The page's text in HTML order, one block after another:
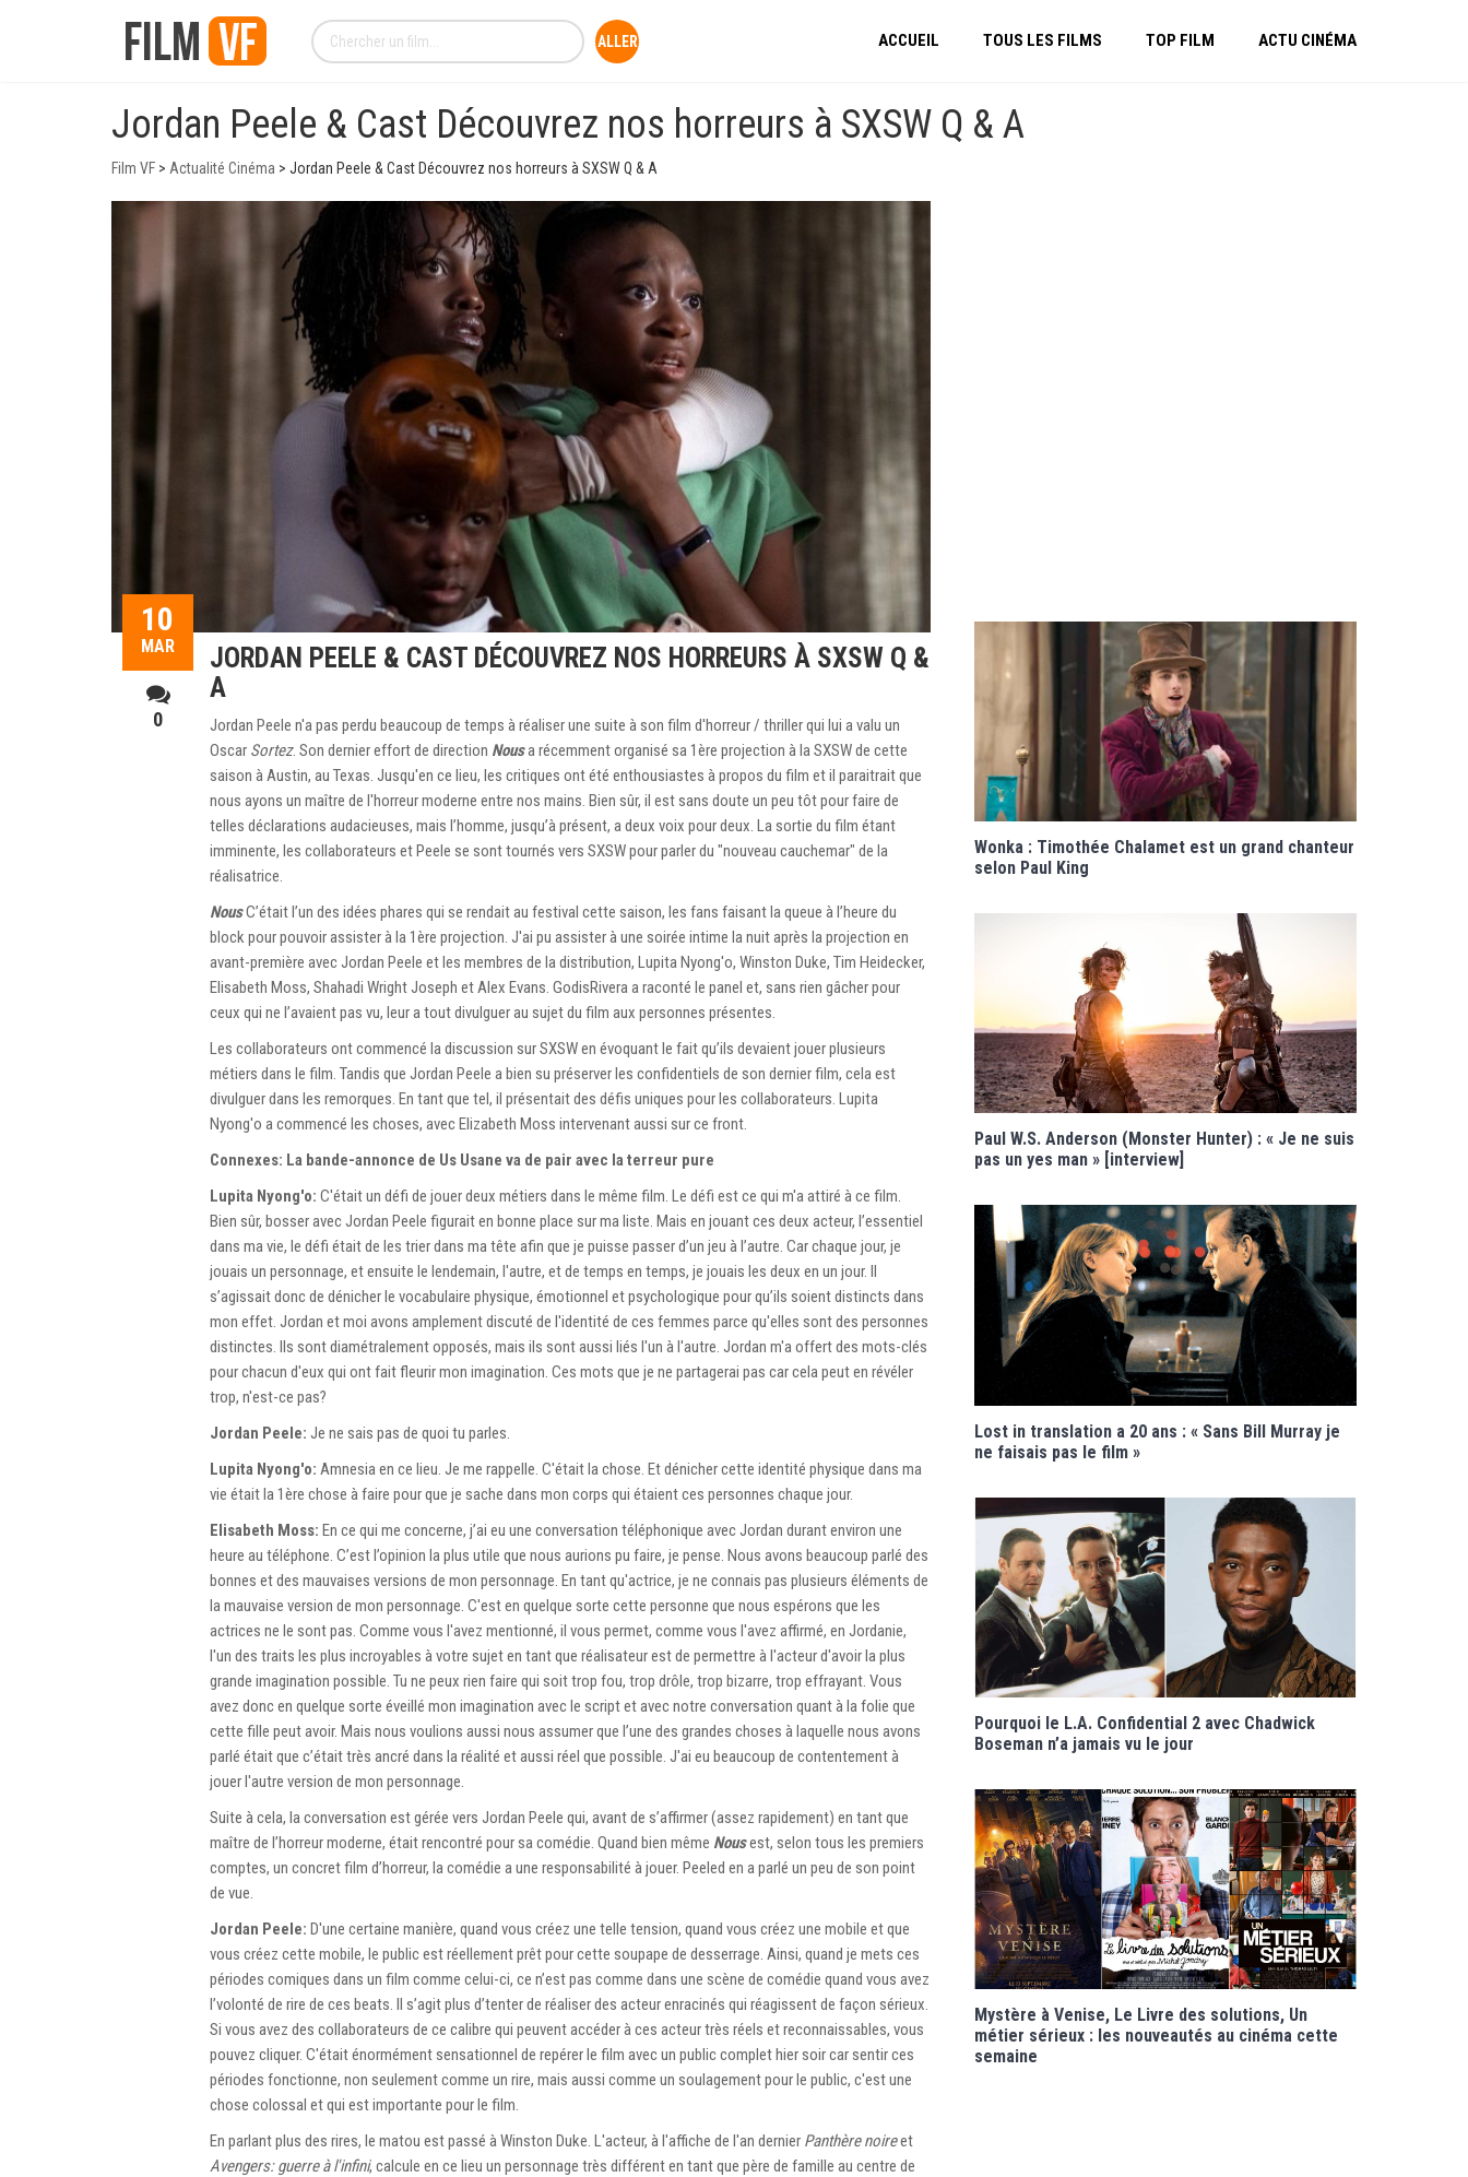
ACCUEIL TOUS LES FILMS TOP FILM ACTU CINÉMA
Jordan Peele & Cast Découvrez nos horreurs à SXSW Q & A
Film VF > Actualité Cinéma > Jordan Peele & Cast Découvrez nos horreurs à SXSW Q & A
10
MAR
0
JORDAN PEELE & CAST DÉCOUVREZ NOS HORREURS À SXSW Q &
A
Jordan Peele n'a pas perdu beaucoup de temps à réaliser une suite à son film d'horreur / thriller qui lui a valu un
Oscar Sortez. Son dernier effort de direction Nousa récemment organisé sa 1ère projection à la SXSW de cette
saison à Austin, au Texas. Jusqu'en ce lieu, les critiques ont été enthousiastes à propos du film et il paraitrait que
nous ayons un maître de l'horreur moderne entre nos mains. Bien sûr, il est sans doute un peu tôt pour faire de
telles déclarations audacieuses, mais l’homme, jusqu’à présent, a deux voix pour deux. La sortie du film étant
imminente, les collaborateurs et Peele se sont tournés vers SXSW pour parler du "nouveau cauchemar" de la
réalisatrice.
NousC’était l’un des idées phares qui se rendait au festival cette saison, les fans faisant la queue à l’heure du
block pour pouvoir assister à la 1ère projection. J'ai pu assister à une soirée intime la nuit après la projection en
avant-première avec Jordan Peele et les membres de la distribution, Lupita Nyong'o, Winston Duke, Tim Heidecker,
Elisabeth Moss, Shahadi Wright Joseph et Alex Evans. GodisRivera a raconté le panel et, sans rien gâcher pour
ceux qui ne l’avaient pas vu, leur a tout divulguer au sujet du film aux personnes présentes.
Les collaborateurs ont commencé la discussion sur SXSW en évoquant le fait qu’ils devaient jouer plusieurs
métiers dans le film. Tandis que Jordan Peele a bien su préserver les confidentiels de son dernier film, cela est
divulguer dans les remorques. En tant que tel, il présentait des défis uniques pour les collaborateurs. Lupita
Nyong'o a commencé les choses, avec Elizabeth Moss intervenant aussi sur ce front.
Connexes: La bande-annonce de Us Usane va de pair avec la terreur pure
Lupita Nyong'o: C'était un défi de jouer deux métiers dans le même film. Le défi est ce qui m'a attiré à ce film.
Bien sûr, bosser avec Jordan Peele figurait en bonne place sur ma liste. Mais en jouant ces deux acteur, l’essentiel
dans ma vie, le défi était de les trier dans ma tête afin que je puisse passer d’un jeu à l’autre. Car chaque jour, je
jouais un personnage, et ensuite le lendemain, l'autre, et de temps en temps, je jouais les deux en un jour. Il
s’agissait donc de dénicher le vocabulaire physique, émotionnel et psychologique pour qu’ils soient distincts dans
mon effet. Jordan et moi avons amplement discuté de l'identité de ces femmes parce qu'elles sont des personnes
distinctes. Ils sont diamétralement opposés, mais ils sont aussi liés l'un à l'autre. Jordan m'a offert des mots-clés
pour chacun d'eux qui ont fait fleurir mon imagination. Ces mots que je ne partagerai pas car cela peut en révéler
trop, n'est-ce pas?
Jordan Peele: Je ne sais pas de quoi tu parles.
Lupita Nyong'o: Amnesia en ce lieu. Je me rappelle. C'était la chose. Et dénicher cette identité physique dans ma
vie était la 1ère chose à faire pour que je sache dans mon corps qui étaient ces personnes chaque jour.
Elisabeth Moss: En ce qui me concerne, j’ai eu une conversation téléphonique avec Jordan durant environ une
heure au téléphone. C’est l’opinion la plus utile que nous aurions pu faire, je pense. Nous avons beaucoup parlé des
bonnes et des mauvaises versions de mon personnage. En tant qu'actrice, je ne connais pas plusieurs éléments de
la mauvaise version de mon personnage. C'est en quelque sorte cette personne que nous espérons que les
actrices ne le sont pas. Comme vous l'avez mentionné, il vous permet, comme vous l'avez affirmé, en Jordanie,
l'un des traits les plus incroyables à votre sujet en tant que réalisateur est de permettre à l'acteur d'avoir la plus
grande imagination possible. Tu ne peux rien faire qui soit trop fou, trop drôle, trop bizarre, trop effrayant. Vous
avez donc en quelque sorte éveillé mon imagination avec le script et avec notre conversation quant à la folie que
cette fille peut avoir. Mais nous voulions aussi nous assumer que l’une des grandes choses à laquelle nous avons
parlé était que c’était très ancré dans la réalité et aussi réel que possible. J'ai eu beaucoup de contentement à
jouer l'autre version de mon personnage.
Suite à cela, la conversation est gérée vers Jordan Peele qui, avant de s’affirmer (assez rapidement) en tant que
maître de l’horreur moderne, était rencontré pour sa comédie. Quand bien même Nousest, selon tous les premiers
comptes, un concret film d’horreur, la comédie a une responsabilité à jouer. Peeled en a parlé un peu de son point
de vue.
Jordan Peele: D'une certaine manière, quand vous créez une telle tension, quand vous créez une mobile et que
vous créez cette mobile, le public est réellement prêt pour cette soupape de desserrage. Ainsi, quand je mets ces
périodes comiques dans un film comme celui-ci, ce n’est pas comme dans une scène de comédie quand vous avez
l’volonté de rire de ces beats. Il s’agit plus d’tenter de réaliser des acteur enracinés qui réagissent de façon sérieux.
Si vous avez des collaborateurs de ce calibre qui peuvent accéder à ces acteur très réels et reconnaissables, vous
pouvez cliquer. C'était énormément sensationnel de repérer le film avec un public complet hier soir car sentir ces
périodes fonctionne, non seulement comme un rire, mais aussi comme un soulagement pour le public, c'est une
chose colossal et qui est importante pour le film.
En parlant plus des rires, le matou est passé à Winston Duke. L'acteur, à l'affiche de l'an dernier Panthère noireet
Avengers: guerre à l'infini, calcule en ce lieu un personnage très différent en tant que père de famille au centre de
Wonka : Timothée Chalamet est un grand chanteur
selon Paul King
Paul W.S. Anderson (Monster Hunter) : « Je ne suis
pas un yes man » [interview]
Lost in translation a 20 ans : « Sans Bill Murray je
ne faisais pas le film »
Pourquoi le L.A. Confidential 2 avec Chadwick
Boseman n’a jamais vu le jour
Mystère à Venise, Le Livre des solutions, Un
métier sérieux : les nouveautés au cinéma cette
semaine